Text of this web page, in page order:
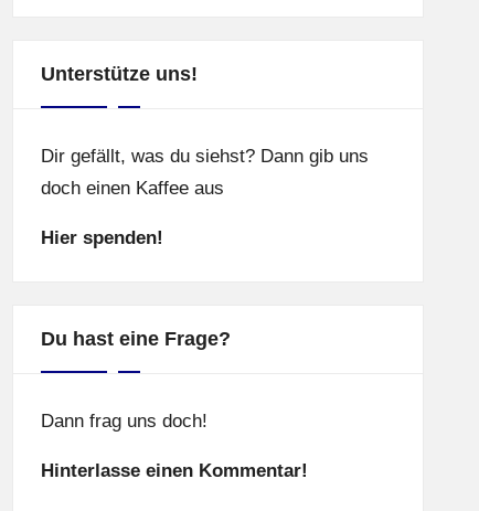
Unterstütze uns!
Dir gefällt, was du siehst? Dann gib uns
doch einen Kaffee aus
Hier spenden!
Du hast eine Frage?
Dann frag uns doch!
Hinterlasse einen Kommentar!